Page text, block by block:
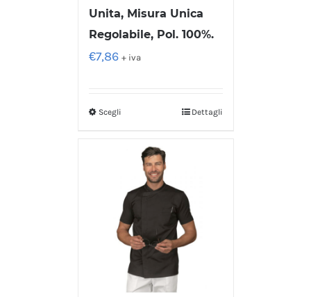
Unita, Misura Unica
Regolabile, Pol. 100%.
€7,86 + iva
Scegli Dettagli